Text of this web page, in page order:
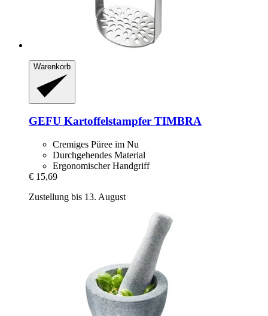
Warenkorb
GEFU Kartoffelstampfer TIMBRA
Cremiges Püree im Nu
Durchgehendes Material
Ergonomischer Handgriff
€ 15,69
Zustellung bis 13. August